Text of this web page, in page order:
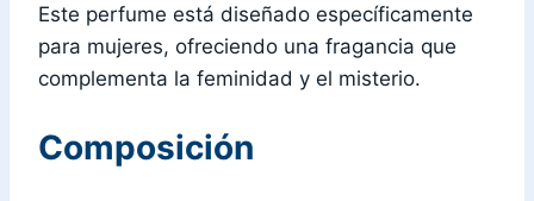
Este perfume está diseñado específicamente
para mujeres, ofreciendo una fragancia que
complementa la feminidad y el misterio.
Composición